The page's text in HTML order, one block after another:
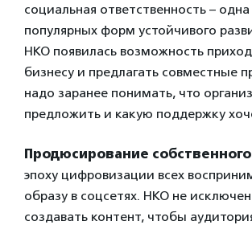
социальная ответственность –
популярных форм устойчивого
НКО появилась возможность
бизнесу и предлагать совместные
надо заранее понимать, что
предложить и какую поддержку
Продюсирование
эпоху цифровизации всех
образу в соцсетях. НКО не
создавать контент, чтобы